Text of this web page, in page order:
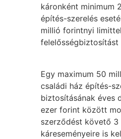
káronként minimum
építés-szerelés
millió forintnyi
felelősségbiztosítást
Egy maximum 50
családi ház építés-
biztosításának éves
ezer forint között
szerződést követő 3
káreseményeire is